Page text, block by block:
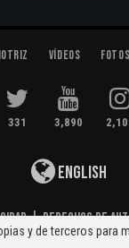
Vídeos Fotos
331 3,890
English
|Derechos de
y de terceros para